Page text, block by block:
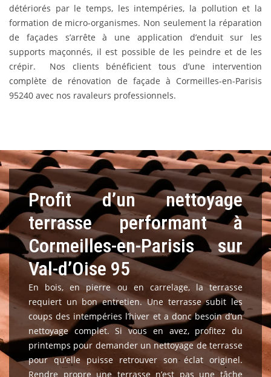
détériorés par le temps, les intempéries, la pollution et la
formation de micro-organismes. Non seulement la réparation
de façades s’arrête à une application d’enduit sur les
supports maçonnés, il est possible de les peindre et de les
crépir. Nos clients bénéficient tous d’une intervention
complète de rénovation de façade à Cormeilles-en-Parisis
95240 avec nos ravaleurs professionnels.
Profit d’un nettoyage
terrasse performant à
Cormeilles-en-Parisis sur
Val-d’Oise 95
En bois, en pierre ou en carrelage, la terrasse
requiert un bon entretien. Une terrasse subit les
coups des intempéries l’hiver et a donc besoin d’un
nettoyage complet. Si vous en avez, profitez du
printemps pour demander un nettoyage de terrasse
pour qu’elle puisse retrouver son éclat originel.
Rendre propre une terrasse n’est pas une tâche